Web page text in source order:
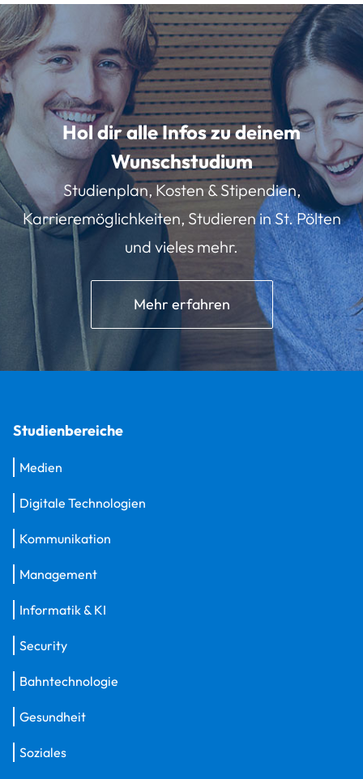
Hol dir alle Infos zu deinem
Wunschstudium
Studienplan, Kosten & Stipendien,
Karrieremöglichkeiten, Studieren in St. Pölten
und vieles mehr.
Mehr erfahren
Studienbereiche
Medien
Digitale Technologien
Kommunikation
Management
Informatik & KI
Security
Bahntechnologie
Gesundheit
Soziales